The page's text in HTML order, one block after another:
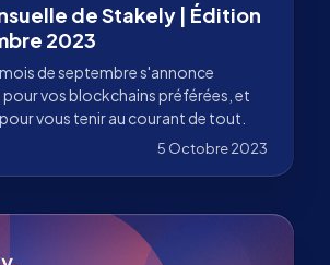
de Stakely | Édition
2023
de septembre s'annonce
vos blockchains préférées, et
vous tenir au courant de tout.
5 Octobre 2023